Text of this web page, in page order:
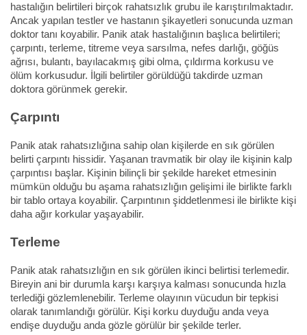
hastalığın belirtileri birçok rahatsızlık grubu ile karıştırılmaktadır.
Ancak yapılan testler ve hastanın şikayetleri sonucunda uzman
doktor tanı koyabilir. Panik atak hastalığının başlıca belirtileri;
çarpıntı, terleme, titreme veya sarsılma, nefes darlığı, göğüs
ağrısı, bulantı, bayılacakmış gibi olma, çıldırma korkusu ve
ölüm korkusudur. İlgili belirtiler görüldüğü takdirde uzman
doktora görünmek gerekir.
Çarpıntı
Panik atak rahatsızlığına sahip olan kişilerde en sık görülen
belirti çarpıntı hissidir. Yaşanan travmatik bir olay ile kişinin kalp
çarpıntısı başlar. Kişinin bilinçli bir şekilde hareket etmesinin
mümkün olduğu bu aşama rahatsızlığın gelişimi ile birlikte farklı
bir tablo ortaya koyabilir. Çarpıntının şiddetlenmesi ile birlikte kişi
daha ağır korkular yaşayabilir.
Terleme
Panik atak rahatsızlığın en sık görülen ikinci belirtisi terlemedir.
Bireyin ani bir durumla karşı karşıya kalması sonucunda hızla
terlediği gözlemlenebilir. Terleme olayının vücudun bir tepkisi
olarak tanımlandığı görülür. Kişi korku duyduğu anda veya
endişe duyduğu anda gözle görülür bir şekilde terler.